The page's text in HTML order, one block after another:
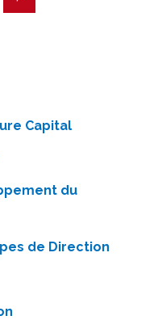
Capital
du
de Direction